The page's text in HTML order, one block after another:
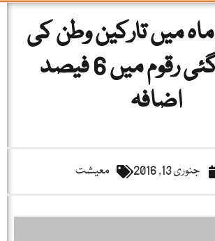
گزشتہ 6 ماہ میں تارکین وطن کی
بھیجی گئی رقوم میں 6 فیصد
اضافہ
جنوری 13, 2016 معیشت